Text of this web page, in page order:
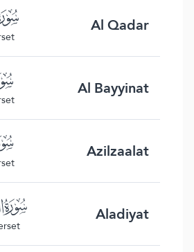
Al Qadar
Al Bayyinat
Azilzaalat
Aladiyat